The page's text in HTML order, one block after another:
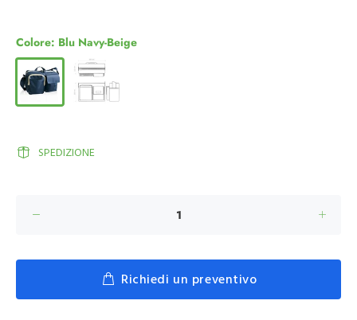
Colore: Blu Navy-Beige
SPEDIZIONE
Richiedi un preventivo